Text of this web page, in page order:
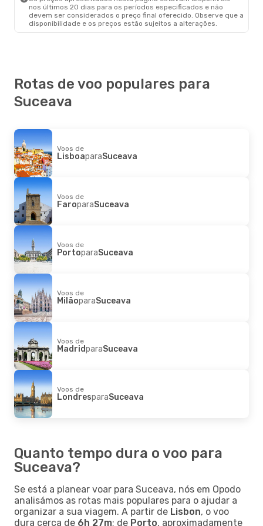
nos últimos 20 dias para os períodos especificados e não
devem ser considerados o preço final oferecido. Observe que a
disponibilidade e os preços estão sujeitos a alterações.
Rotas de voo populares para
Suceava
Voos de
LisboaparaSuceava
Voos de
FaroparaSuceava
Voos de
PortoparaSuceava
Voos de
MilãoparaSuceava
Voos de
MadridparaSuceava
Voos de
LondresparaSuceava
Quanto tempo dura o voo para
Suceava?
Se está a planear voar para Suceava, nós em Opodo
analisámos as rotas mais populares para o ajudar a
organizar a sua viagem. A partir de Lisbon, o voo
dura cerca de 6h 27m; de Porto, aproximadamente